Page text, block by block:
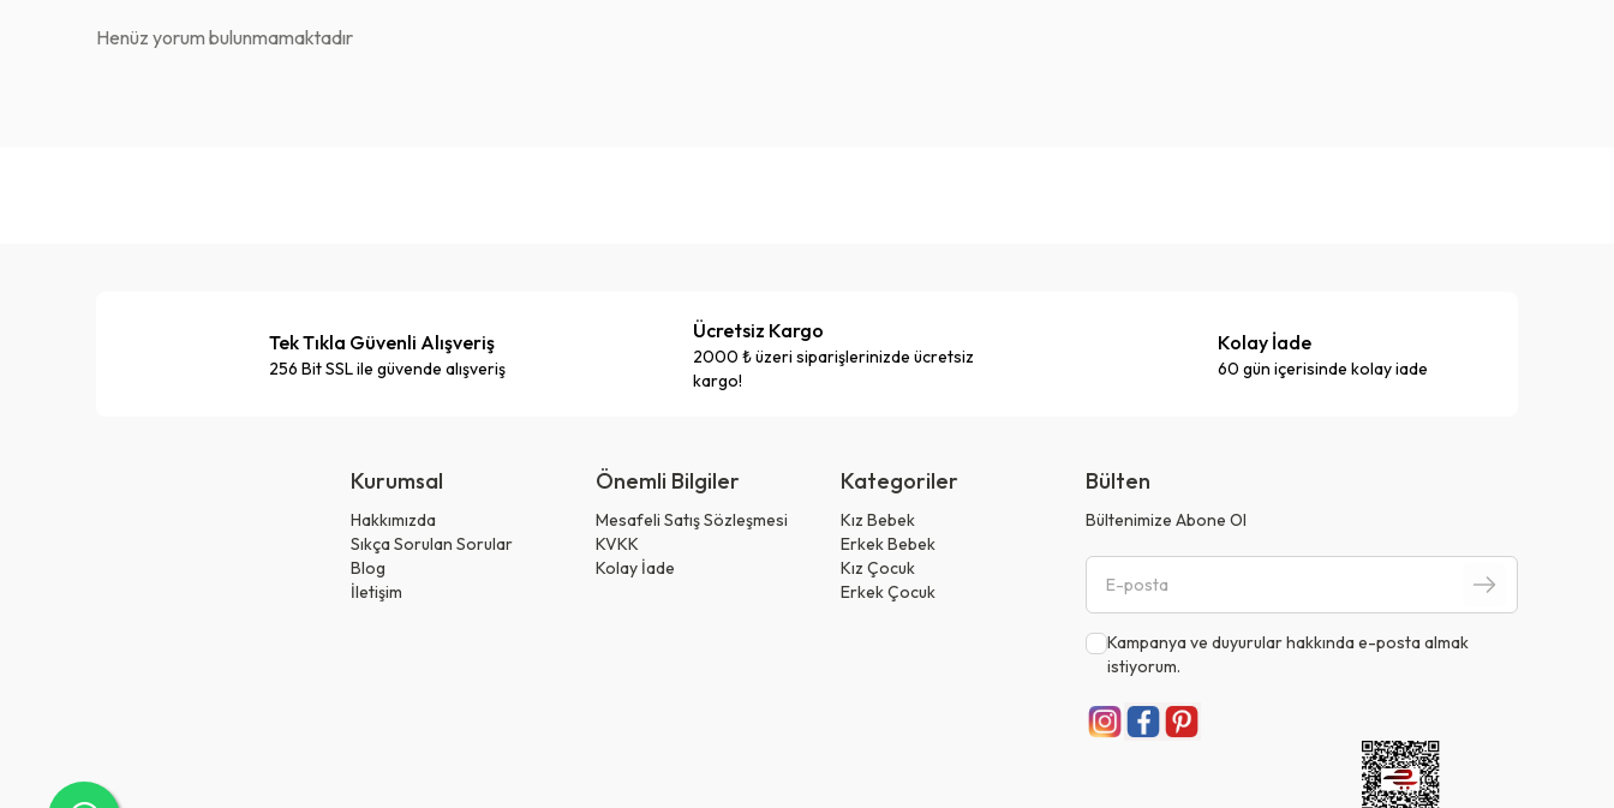
Henüz yorum bulunmamaktadır
Tek Tıkla Güvenli Alışveriş
256 Bit SSL ile güvende alışveriş
Ücretsiz Kargo
2000 ₺ üzeri siparişlerinizde ücretsiz
kargo!
Kolay İade
60 gün içerisinde kolay iade
Kurumsal
Hakkımızda
Sıkça Sorulan Sorular
Blog
İletişim
Önemli Bilgiler
Mesafeli Satış Sözleşmesi
KVKK
Kolay İade
Kategoriler
Kız Bebek
Erkek Bebek
Kız Çocuk
Erkek Çocuk
Bülten
Bültenimize Abone Ol
Kampanya ve duyurular hakkında e-posta almak
istiyorum.